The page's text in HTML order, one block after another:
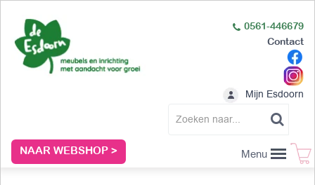
NAAR WEBSHOP >
0561-446679
Contact
Mijn Esdoorn
Menu